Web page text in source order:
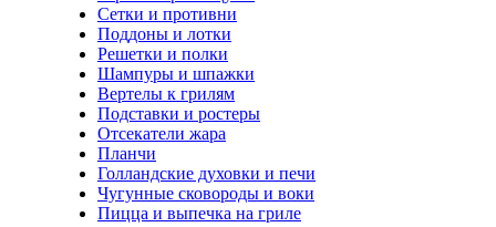
Сетки и противни
Поддоны и лотки
Решетки и полки
Шампуры и шпажки
Вертелы к грилям
Подставки и ростеры
Отсекатели жара
Планчи
Голландские духовки и печи
Чугунные сковороды и воки
Пицца и выпечка на гриле